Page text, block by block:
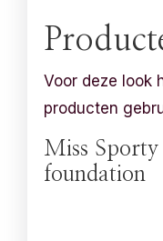
Voor deze look
producten
Miss
foundation